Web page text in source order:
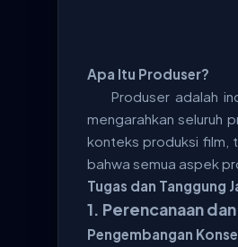
Apa Itu Produser?
Produser adalah
mengarahkan seluruh
konteks produksi film,
bahwa semua aspek
Tugas dan Tanggung
1. Perencanaan
Pengembangan